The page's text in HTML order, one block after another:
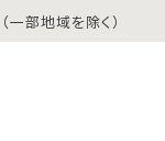
（一部地域を除く）